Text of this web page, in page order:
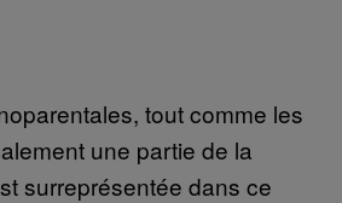
tout comme les
une partie de la
surreprésentée dans ce